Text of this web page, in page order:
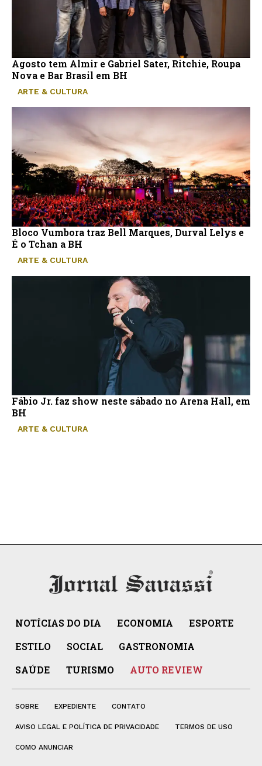
Agosto tem Almir e Gabriel Sater, Ritchie, Roupa
Nova e Bar Brasil em BH
ARTE & CULTURA
Bloco Vumbora traz Bell Marques, Durval Lelys e
É o Tchan a BH
ARTE & CULTURA
Fábio Jr. faz show neste sábado no Arena Hall, em
BH
ARTE & CULTURA
NOTÍCIAS DO DIA ECONOMIA
ESPORTE
ESTILO
SOCIAL
GASTRONOMIA
SAÚDE
TURISMO AUTO REVIEW
SOBRE EXPEDIENTE CONTATO
AVISO LEGAL E POLÍTICA DE PRIVACIDADE TERMOS DE USO
COMO ANUNCIAR